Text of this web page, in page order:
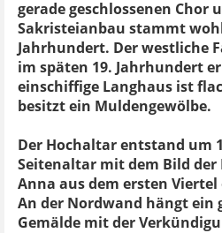
gerade geschlossenen Chor
Sakristeianbau stammt
Jahrhundert. Der westliche
im späten 19. Jahrhundert
einschiffige Langhaus ist
besitzt ein Muldengewölbe.
Der Hochaltar entstand um
Seitenaltar mit dem Bild der
Anna aus dem ersten Viertel
An der Nordwand hängt ein
Gemälde mit der